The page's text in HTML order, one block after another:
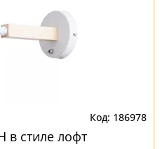
186978
в стиле лофт